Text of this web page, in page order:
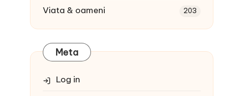
Viata & oameni 203
Meta
Log in